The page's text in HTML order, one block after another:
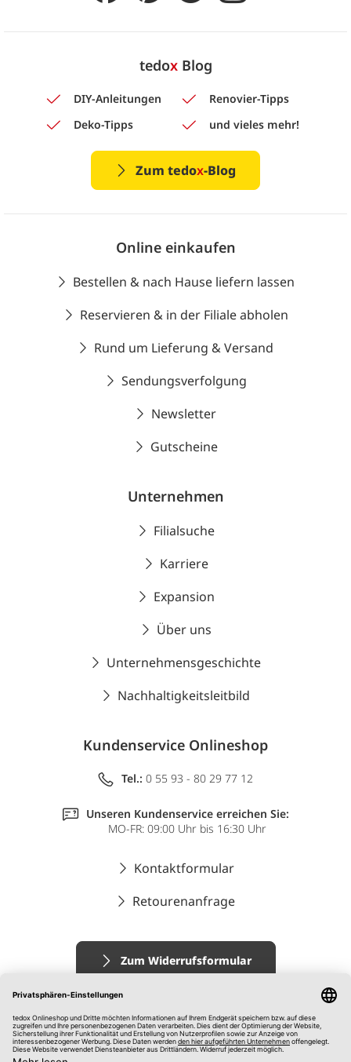
tedoxBlog
DIY-Anleitungen
Renovier-Tipps
Deko-Tipps
und vieles mehr!
Zum tedox-Blog
Online einkaufen
Bestellen & nach Hause liefern lassen
Reservieren & in der Filiale abholen
Rund um Lieferung & Versand
Sendungsverfolgung
Newsletter
Gutscheine
Unternehmen
Filialsuche
Karriere
Expansion
Über uns
Unternehmensgeschichte
Nachhaltigkeitsleitbild
Kundenservice Onlineshop
Tel.: 0 55 93 - 80 29 77 12
Unseren Kundenservice erreichen Sie:
MO-FR: 09:00 Uhr bis 16:30 Uhr
Kontaktformular
Retourenanfrage
Zum Widerrufsformular
Impressum
AGB